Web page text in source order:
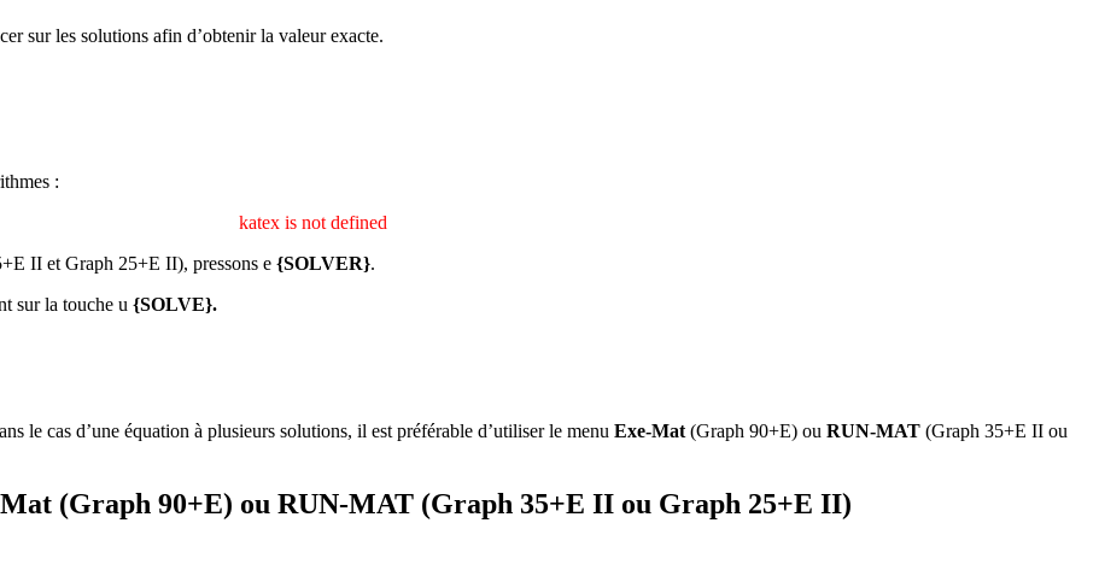
sur les solutions afin d’obtenir la valeur exacte.
:
katex is not defined
II et Graph 25+E II), pressons e {SOLVER}.
sur la touche u {SOLVE}.
le cas d’une équation à plusieurs solutions, il est préférable d’utiliser le menu Exe-Mat (Graph 90+E) ou RUN-MAT (Graph 35+E II ou
(Graph 90+E) ou RUN-MAT (Graph 35+E II ou Graph 25+E II)